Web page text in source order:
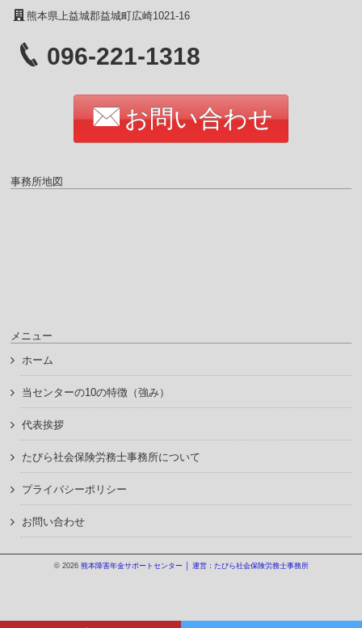
熊本県上益城郡益城町広崎1021-16
096-221-1318
お問い合わせ
事務所地図
メニュー
ホーム
当センターの10の特徴（強み）
代表挨拶
たびら社会保険労務士事務所について
プライバシーポリシー
お問い合わせ
© 2026 熊本障害年金サポートセンター │ 運営：たびら社会保険労務士事務所